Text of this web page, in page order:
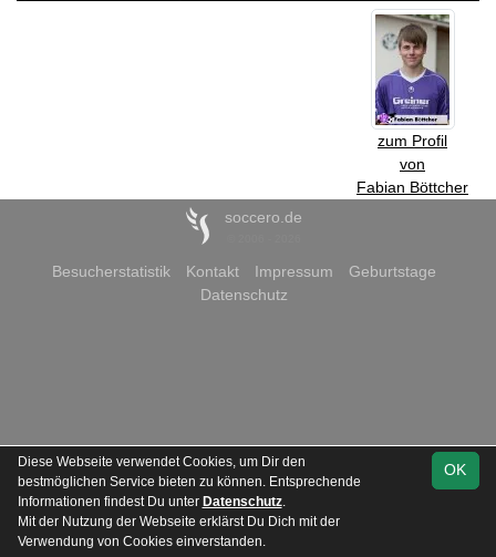
zum Profil
von
Fabian Böttcher
soccero.de
Besucherstatistik Kontakt Impressum
Geburtstage
Datenschutz
OK
Diese Webseite verwendet Cookies, um Dir den
bestmöglichen Service bieten zu können. Entsprechende
Informationen findest Du unter Datenschutz.
Mit der Nutzung der Webseite erklärst Du Dich mit der
Verwendung von Cookies einverstanden.